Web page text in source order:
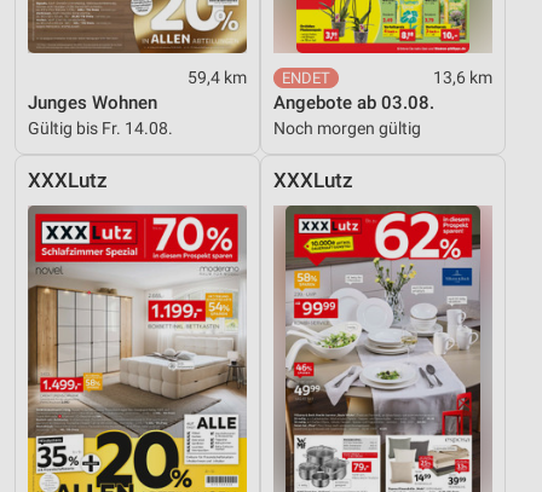
59,4 km
Junges Wohnen
Gültig bis Fr. 14.08.
13,6 km
Angebote ab 03.08.
Noch morgen gültig
XXXLutz XXXLutz